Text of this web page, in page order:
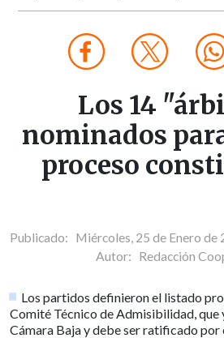
Los 14
nominados
proceso
Publicado: Miércoles, 25 de Enero de
Autor: Redacción
Los partidos definieron el listado
Comité Técnico de Admisibilidad, que
Cámara Baja y debe ser ratificado por